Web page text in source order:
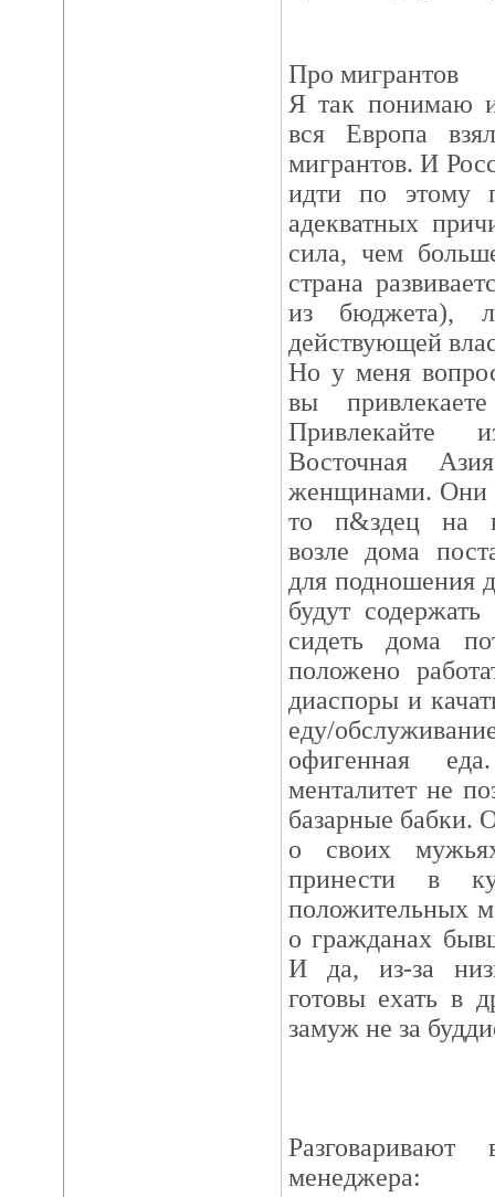
Про мигрантов
Я так понимаю
вся Европа
мигрантов. И
идти по этому
адекватных
сила, чем
страна
из бюджета),
действующей
Но у меня
вы
Привлекайте
Восточная
женщинами. Они
то п&здец на
возле дома
для подношения
будут
сидеть дома
положено
диаспоры и
еду/
офигенная
менталитет не
базарные бабки.
о своих
принести в
положительных
о гражданах
И да, из-за
готовы ехать в
замуж не за
менеджера: